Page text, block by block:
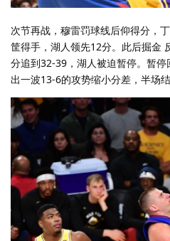
次节再战，穆雷罚球线后仰得分，
筐得手，湖人领先12分。此后掘金
分追到32-39，湖人被迫暂停。暂
出一波13-6的攻势缩小分差，半场